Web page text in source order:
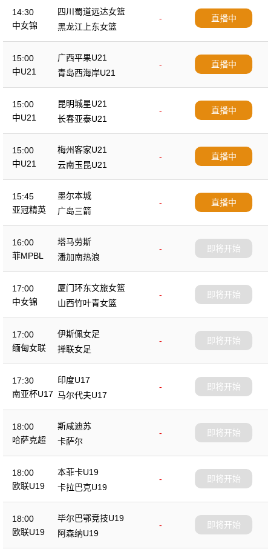
14:30
中女锦
四川蜀道远达女篮
-
黑龙江上东女篮
直播中
15:00
中U21
广西平果U21
-
青岛西海岸U21
直播中
15:00
中U21
昆明城星U21
-
长春亚泰U21
直播中
15:00
中U21
梅州客家U21
-
云南玉昆U21
直播中
15:45
亚冠精英
墨尔本城
-
广岛三箭
直播中
16:00
菲MPBL
塔马劳斯
-
潘加南热浪
即将开始
17:00
中女锦
厦门环东文旅女篮
-
山西竹叶青女篮
即将开始
17:00
缅甸女联
伊斯佩女足
-
掸联女足
即将开始
17:30
南亚杯U17
印度U17
-
马尔代夫U17
即将开始
18:00
哈萨克超
斯咸迪苏
-
卡萨尔
即将开始
18:00
欧联U19
本菲卡U19
-
卡拉巴克U19
即将开始
18:00
欧联U19
毕尔巴鄂竞技U19
-
阿森纳U19
即将开始